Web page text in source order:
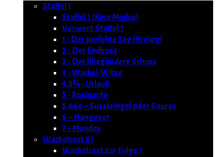
Staffel 1
Staffel 1 (Kino Modus)
Vorwort Staffel 1
1 - Der perfekte Tag (Prolog)
2 - Der Endboss
3 - Der l(i)egändere Schuss
4 - Wackel-Witze
4.5¾ - Urlaub
5 - Rosinante
5.666 – Süsskringel oder Saures
6 – Hangover
7 – Monday
Wackelcast KI
Wackelcast zur Folge 1